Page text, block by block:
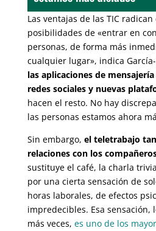
Las ventajas de las TIC
posibilidades de «entrar en
personas, de forma más
cualquier lugar», indica
las aplicaciones de
redes sociales y nuevas
hacen el resto. No hay
las personas estamos ahora
Sin embargo, el teletrabajo
relaciones con los
sustituye el café, la charla
por una cierta sensación de
horas laborales, de efectos
impredecibles. Esa sensación,
más veces, es uno de los